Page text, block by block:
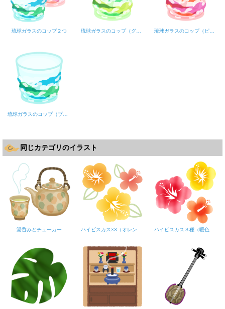
琉球ガラスのコップ２つ 琉球ガラスのコップ（グリーン） 琉球ガラスのコップ（ピンク）
琉球ガラスのコップ（ブルー）
同じカテゴリのイラスト
湯呑みとチューカー